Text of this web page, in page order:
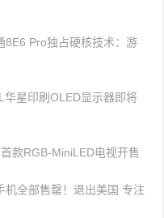
8E6 Pro独占硬核技术：游
华星印刷OLED显示器即将
款RGB-MiniLED电视开售
机全部售罄！退出美国 专注